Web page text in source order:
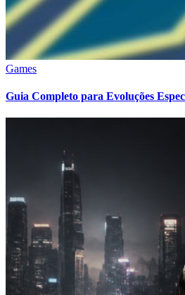
Games
Guia Completo para Evoluções